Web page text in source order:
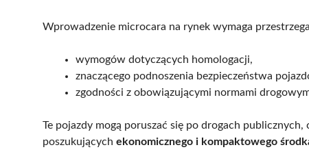
Wprowadzenie microcara na rynek wymaga
wymogów dotyczących homologacji,
znaczącego podnoszenia bezpieczeństwa
zgodności z obowiązującymi normami
Te pojazdy mogą poruszać się po drogach
poszukujących ekonomicznego i kompaktowego